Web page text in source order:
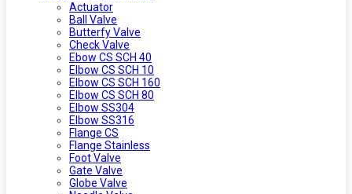
Actuator
Ball Valve
Butterfy Valve
Check Valve
Ebow CS SCH 40
Elbow CS SCH 10
Elbow CS SCH 160
Elbow CS SCH 80
Elbow SS304
Elbow SS316
Flange CS
Flange Stainless
Foot Valve
Gate Valve
Globe Valve